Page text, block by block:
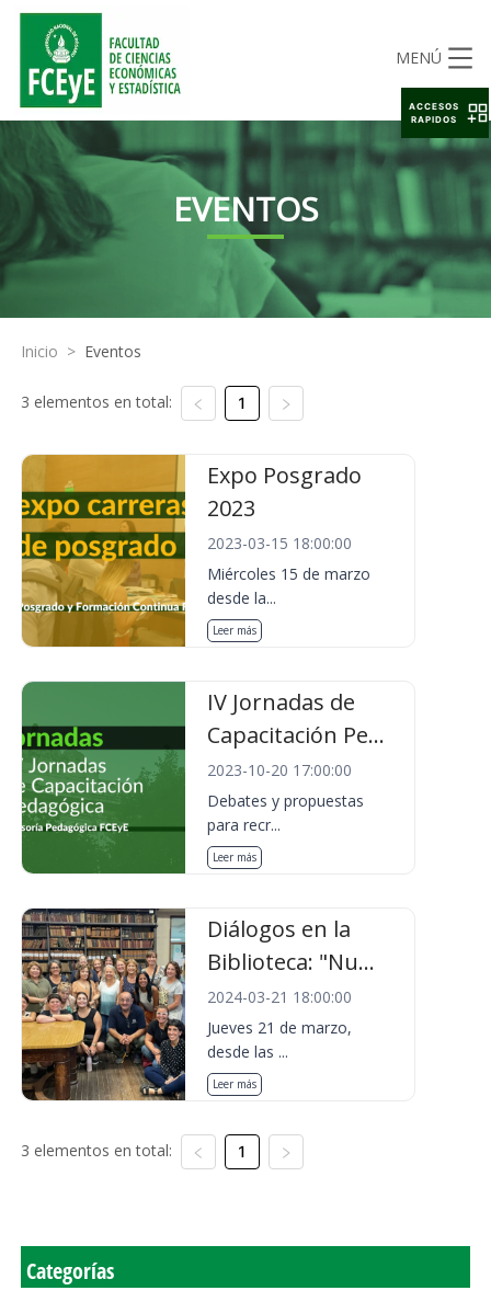
MENÚ
EVENTOS
Inicio > Eventos
3 elementos en total: 1
Expo Posgrado
2023
2023-03-15 18:00:00
Miércoles 15 de marzo
desde la...
Leer más
IV Jornadas de
Capacitación Pe...
2023-10-20 17:00:00
Debates y propuestas
para recr...
Leer más
Diálogos en la
Biblioteca: "Nu...
2024-03-21 18:00:00
Jueves 21 de marzo,
desde las ...
Leer más
3 elementos en total: 1
Categorías
ACCESOS
RAPIDOS